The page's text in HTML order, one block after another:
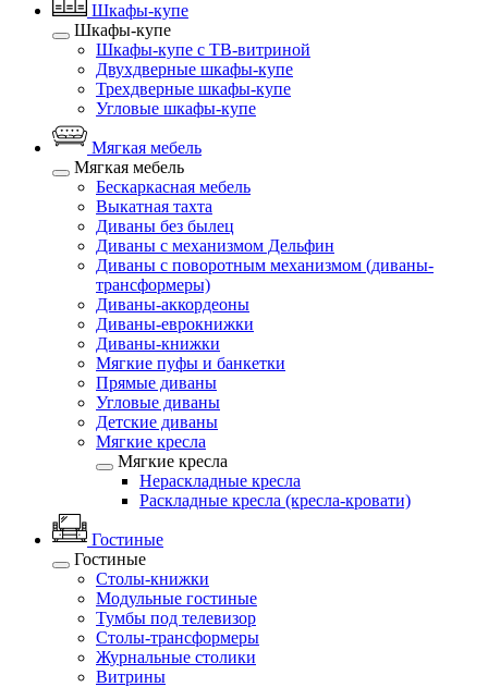
Шкафы-купе
Шкафы-купе
Шкафы-купе с ТВ-витриной
Двухдверные шкафы-купе
Трехдверные шкафы-купе
Угловые шкафы-купе
Мягкая мебель
Мягкая мебель
Бескаркасная мебель
Выкатная тахта
Диваны без былец
Диваны с механизмом Дельфин
Диваны с поворотным механизмом (диваны-
трансформеры)
Диваны-аккордеоны
Диваны-еврокнижки
Диваны-книжки
Мягкие пуфы и банкетки
Прямые диваны
Угловые диваны
Детские диваны
Мягкие кресла
Мягкие кресла
Нераскладные кресла
Раскладные кресла (кресла-кровати)
Гостиные
Гостиные
Столы-книжки
Модульные гостиные
Тумбы под телевизор
Столы-трансформеры
Журнальные столики
Витрины